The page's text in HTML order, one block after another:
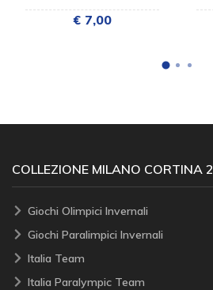
€ 7,00
COLLEZIONE MILANO CORTINA
Giochi Olimpici Invernali
Giochi Paralimpici Invernali
Italia Team
Italia Paralympic Team